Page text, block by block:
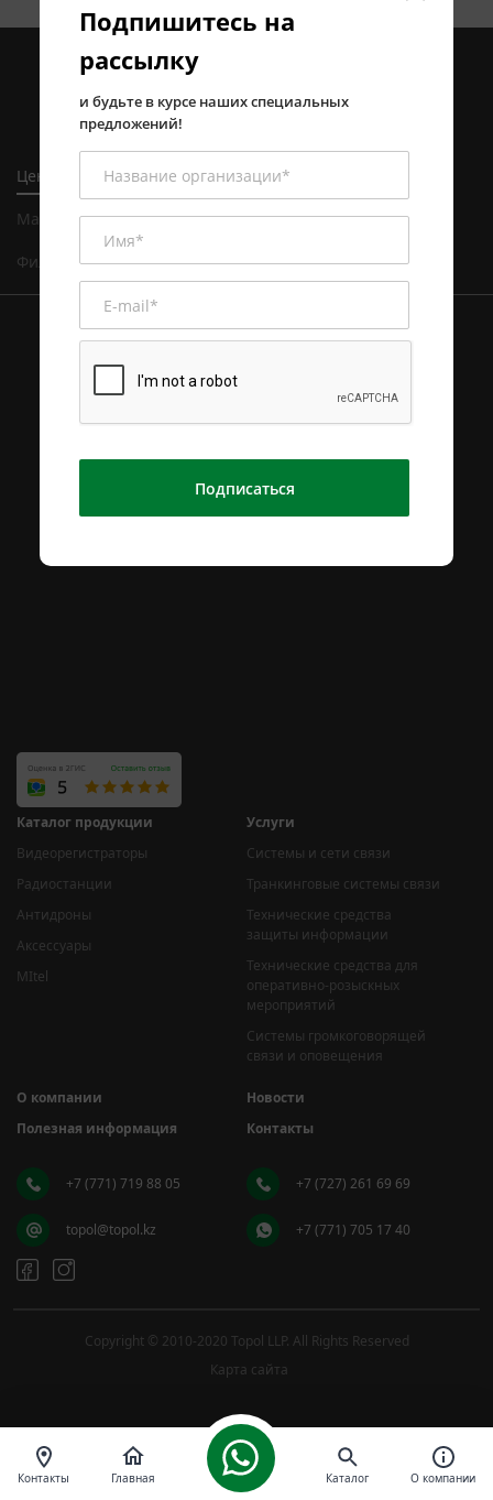
Контакты Главная Каталог О компании
Каталог продукции
Видеорегистраторы
Радиостанции
Антидроны
Аксессуары
MItel
Услуги
Системы и сети связи
Транкинговые системы связи
Технические средства
защиты информации
Технические средства для
оперативно-розыскных
мероприятий
Системы громкоговорящей
связи и оповещения
О компании
Новости
Полезная информация
Контакты
+7 (771) 719 88 05 +7 (727) 261 69 69
topol@topol.kz +7 (771) 705 17 40
Центральный офис в Алматы
Магазин и сервисный центр в Алматы
Филиал в Астане
Copyright © 2010-2020 Topol LLP. All Rights Reserved
Карта сайта
Подпишитесь на
рассылку
и будьте в курсе наших специальных
предложений!
Подписаться